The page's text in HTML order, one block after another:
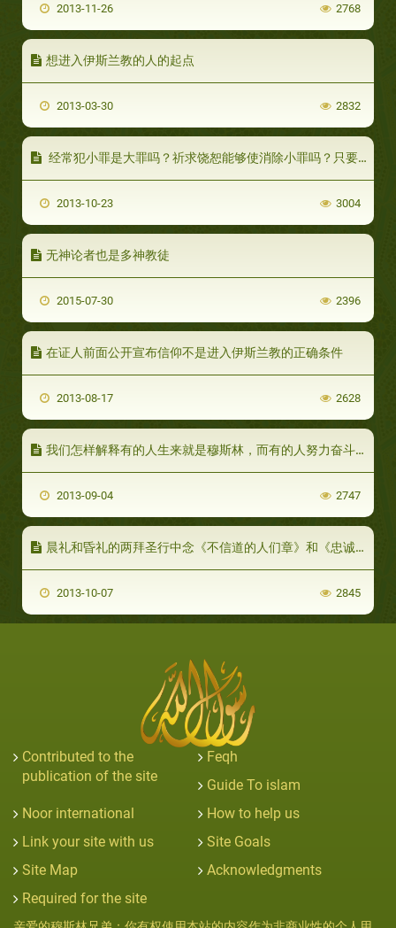
2013-11-26 2768
想进入伊斯兰教的人的起点
2013-03-30 2832
经常犯小罪是大罪吗？祈求饶恕能够使消除小罪吗？只要祈求饶恕，经常犯小罪不会变成大罪吗？
2013-10-23 3004
无神论者也是多神教徒
2015-07-30 2396
在证人前面公开宣布信仰不是进入伊斯兰教的正确条件
2013-08-17 2628
我们怎样解释有的人生来就是穆斯林，而有的人努力奋斗之后才能成为穆斯林？
2013-09-04 2747
晨礼和昏礼的两拜圣行中念《不信道的人们章》和《忠诚章》是嘉行
2013-10-07 2845
Contributed to the
publication of the site
Feqh
Guide To islam
Noor international
How to help us
Link your site with us
Site Goals
Site Map
Acknowledgments
Required for the site